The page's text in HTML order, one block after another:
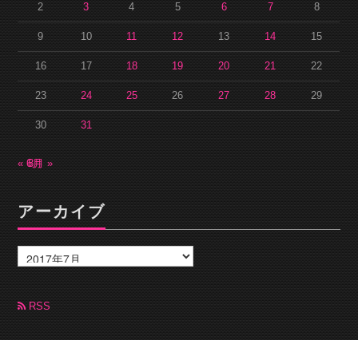
2 3 4 5 6 7 8
9 10 11 12 13 14 15
16 17 18 19 20 21 22
23 24 25 26 27 28 29
30 31
« 6月8月 »
アーカイブ
ー
カ
ブ RSS